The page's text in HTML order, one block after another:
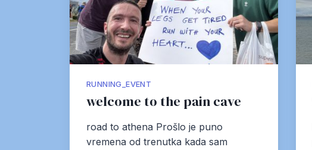
RUNNING_EVENT
welcome to the pain cave
road to athena Prošlo je puno
vremena od trenutka kada sam